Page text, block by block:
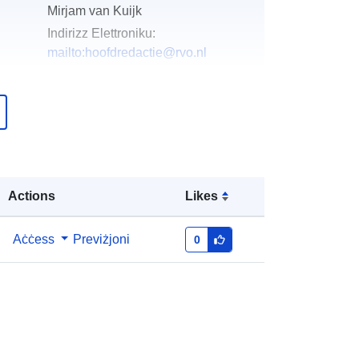
Actions Likes
Aċċess Previżjoni 0
Mirjam van Kuijk
Indirizz Elettroniku:
mailto:hoofdredactie@rvo.nl
http://data.europa.eu/88u/dataset/eur
opese-landbouwsubsidies